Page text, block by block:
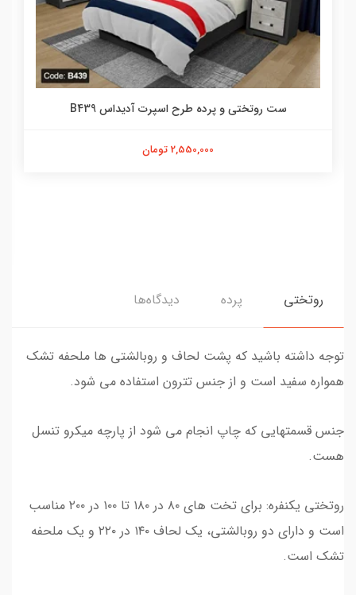
ست روتختی و پرده طرح اسپرت آدیداس B439
2,550,000 تومان
روتختی پرده دیدگاه‌ها
توجه داشته باشید که پشت لحاف و روبالشتی ها ملحفه تشک
همواره سفید است و از جنس تترون استفاده می شود.
جنس قسمتهایی که چاپ انجام می شود از پارچه میکرو تنسل
هست.
روتختی یکنفره: برای تخت های ۸۰ در ۱۸۰ تا ۱۰۰ در ۲۰۰ مناسب
است و دارای دو روبالشتی، یک لحاف ۱۴۰ در ۲۲۰ و یک ملحفه
تشک است.